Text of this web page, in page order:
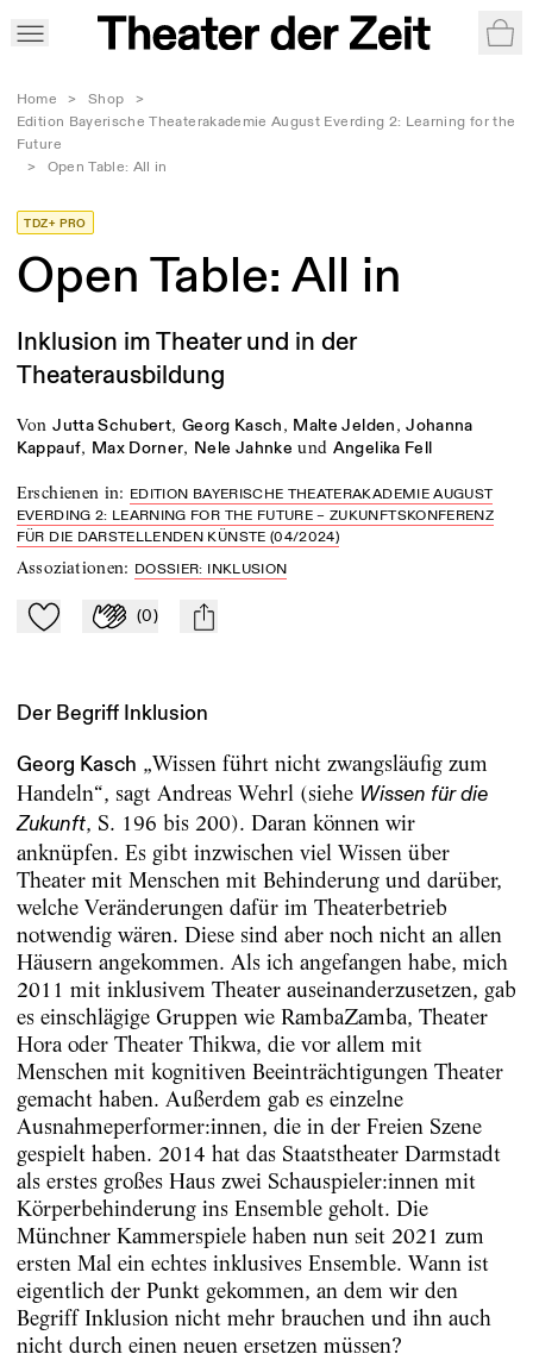
Home > Shop
>
Edition Bayerische Theaterakademie August Everding 2: Learning for the
Future
>
Open Table: All in
TDZ+ PRO
Open Table: All in
Inklusion im Theater und in der
Theaterausbildung
von Jutta Schubert, Georg Kasch, Malte Jelden,Johanna
Kappauf, Max Dorner, Nele Jahnke und Angelika Fell
Erschienen in: EDITION BAYERISCHE THEATERAKADEMIE AUGUST
EVERDING 2: LEARNING FOR THE FUTURE – ZUKUNFTSKONFERENZ
FÜR DIE DARSTELLENDEN KÜNSTE (04/2024)
Assoziationen: DOSSIER: INKLUSION
Zu Mein-TdZ hinzufügen
Applaudieren
(0) mail
Der Begriff Inklusion
Georg Kasch „Wissen führt nicht zwangsläufig zum
Handeln“, sagt Andreas Wehrl (siehe Wissen für die
Zukunft, S. 196 bis 200). Daran können wir
anknüpfen. Es gibt inzwischen viel Wissen über
Theater mit Menschen mit Behinderung und darüber,
welche Veränderungen dafür im Theaterbetrieb
notwendig wären. Diese sind aber noch nicht an allen
Häusern angekommen. Als ich angefangen habe, mich
2011 mit inklusivem Theater auseinanderzusetzen, gab
es einschlägige Gruppen wie RambaZamba, Theater
Hora oder Theater Thikwa, die vor allem mit
Menschen mit kognitiven Beeinträchtigungen Theater
gemacht haben. Außerdem gab es einzelne
Ausnahmeperformer:innen, die in der Freien Szene
gespielt haben. 2014 hat das Staatstheater Darmstadt
als erstes großes Haus zwei Schauspieler:innen mit
Körperbehinderung ins Ensemble geholt. Die
Münchner Kammerspiele haben nun seit 2021 zum
ersten Mal ein echtes inklusives Ensemble. Wann ist
eigentlich der Punkt gekommen, an dem wir den
Begriff Inklusion nicht mehr brauchen und ihn auch
nicht durch einen neuen ersetzen müssen?